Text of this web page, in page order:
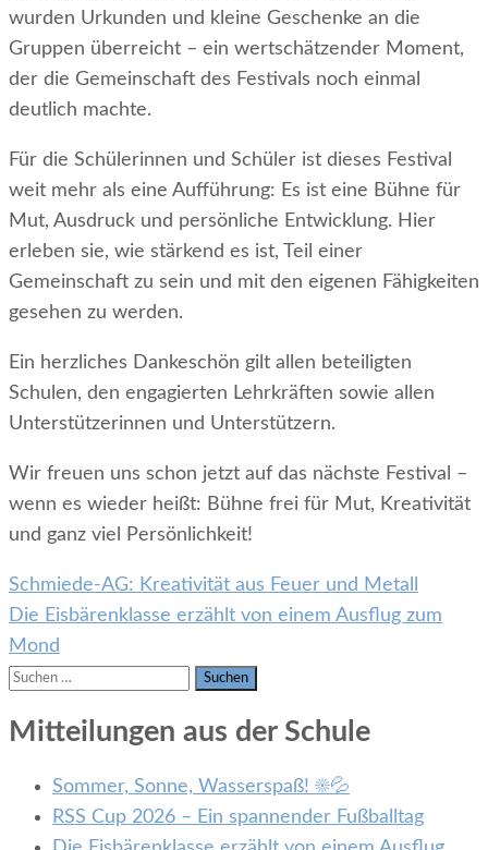
wurden Urkunden und kleine Geschenke an die
Gruppen überreicht – ein wertschätzender Moment,
der die Gemeinschaft des Festivals noch einmal
deutlich machte.
Für die Schülerinnen und Schüler ist dieses Festival
weit mehr als eine Aufführung: Es ist eine Bühne für
Mut, Ausdruck und persönliche Entwicklung. Hier
erleben sie, wie stärkend es ist, Teil einer
Gemeinschaft zu sein und mit den eigenen Fähigkeiten
gesehen zu werden.
Ein herzliches Dankeschön gilt allen beteiligten
Schulen, den engagierten Lehrkräften sowie allen
Unterstützerinnen und Unterstützern.
Wir freuen uns schon jetzt auf das nächste Festival –
wenn es wieder heißt: Bühne frei für Mut, Kreativität
und ganz viel Persönlichkeit!
Beitrags-
Navigation
Schmiede-AG: Kreativität aus Feuer und Metall
Die Eisbärenklasse erzählt von einem Ausflug zum
Mond
Suche
Mitteilungen aus der Schule
Sommer, Sonne, Wasserspaß! ☀️💦
RSS Cup 2026 – Ein spannender Fußballtag